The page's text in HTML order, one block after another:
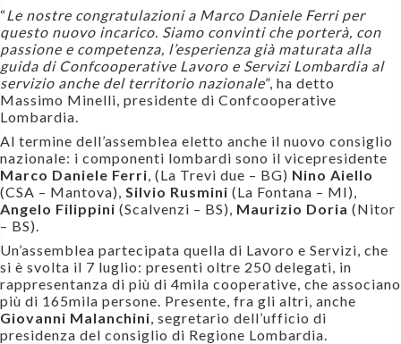
“Le nostre congratulazioni a Marco Daniele Ferri per
questo nuovo incarico. Siamo convinti che porterà, con
passione e competenza, l’esperienza già maturata alla
guida di Confcooperative Lavoro e Servizi Lombardia al
servizio anche del territorio nazionale”, ha detto
Massimo Minelli, presidente di Confcooperative
Lombardia.
Al termine dell’assemblea eletto anche il nuovo consiglio
nazionale: i componenti lombardi sono il vicepresidente
Marco Daniele Ferri, (La Trevi due – BG) Nino Aiello
(CSA – Mantova), Silvio Rusmini (La Fontana – MI),
Angelo Filippini (Scalvenzi – BS), Maurizio Doria (Nitor
– BS).
Un’assemblea partecipata quella di Lavoro e Servizi, che
si è svolta il 7 luglio: presenti oltre 250 delegati, in
rappresentanza di più di 4mila cooperative, che associano
più di 165mila persone. Presente, fra gli altri, anche
Giovanni Malanchini, segretario dell’ufficio di
presidenza del consiglio di Regione Lombardia.